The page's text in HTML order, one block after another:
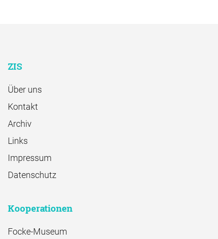
ZIS
Über uns
Kontakt
Archiv
Links
Impressum
Datenschutz
Kooperationen
Focke-Museum